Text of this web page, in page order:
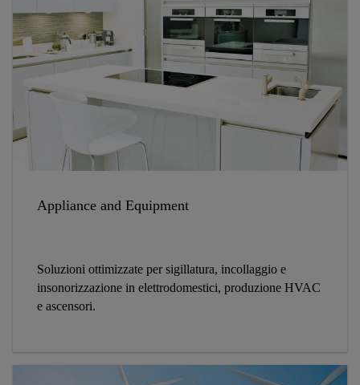
Appliance and Equipment
Soluzioni ottimizzate per sigillatura, incollaggio e
insonorizzazione in elettrodomestici, produzione HVAC
e ascensori.